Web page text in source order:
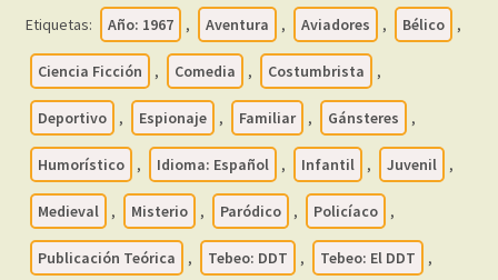
-
Completa
–
591
Tebeos
En
Formato
PDF
Etiquetas: Año: 1967 , Aventura , Aviadores , Bélico ,
Ciencia Ficción , Comedia , Costumbrista ,
Deportivo , Espionaje , Familiar , Gánsteres ,
Humorístico , Idioma: Español , Infantil , Juvenil ,
Medieval , Misterio , Paródico , Policíaco ,
Publicación Teórica , Tebeo: DDT , Tebeo: El DDT ,